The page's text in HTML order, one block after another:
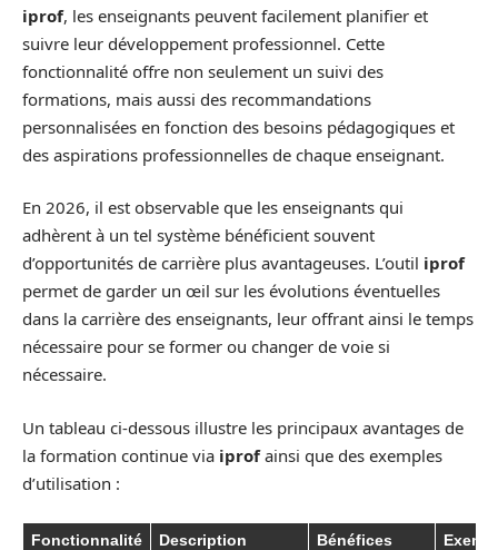
iprof, les enseignants peuvent facilement planifier et
suivre leur développement professionnel. Cette
fonctionnalité offre non seulement un suivi des
formations, mais aussi des recommandations
personnalisées en fonction des besoins pédagogiques et
des aspirations professionnelles de chaque enseignant.
En 2026, il est observable que les enseignants qui
adhèrent à un tel système bénéficient souvent
d’opportunités de carrière plus avantageuses. L’outil iprof
permet de garder un œil sur les évolutions éventuelles
dans la carrière des enseignants, leur offrant ainsi le temps
nécessaire pour se former ou changer de voie si
nécessaire.
Un tableau ci-dessous illustre les principaux avantages de
la formation continue via iprofainsi que des exemples
d’utilisation :
Fonctionnalité Description
Bénéfices